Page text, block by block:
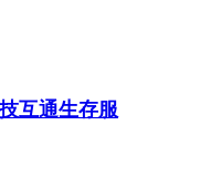
互通生存服